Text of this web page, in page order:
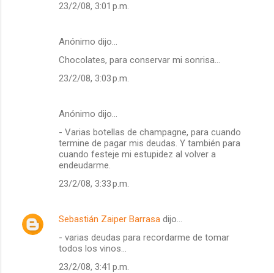
23/2/08, 3:01 p.m.
Anónimo dijo…
Chocolates, para conservar mi sonrisa...
23/2/08, 3:03 p.m.
Anónimo dijo…
- Varias botellas de champagne, para cuando
termine de pagar mis deudas. Y también para
cuando festeje mi estupidez al volver a
endeudarme.
23/2/08, 3:33 p.m.
Sebastián Zaiper Barrasa dijo…
- varias deudas para recordarme de tomar
todos los vinos...
23/2/08, 3:41 p.m.